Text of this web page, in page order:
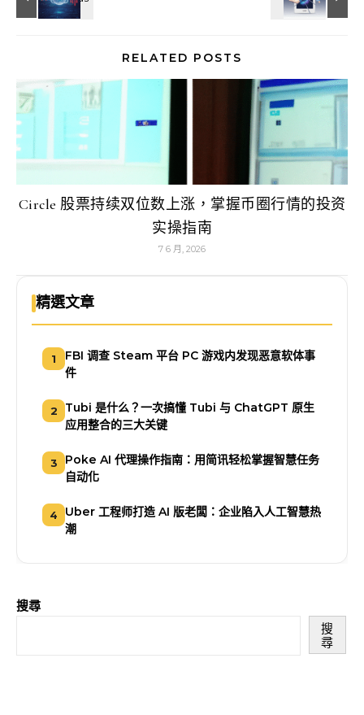
RELATED POSTS
Circle 股票持续双位数上涨，掌握币圈行情的投资
实操指南
7 6 月, 2026
精選文章
1
FBI 调查 Steam 平台 PC 游戏内发现恶意软体事
件
2
Tubi 是什么？一次搞懂 Tubi 与 ChatGPT 原生
应用整合的三大关键
3
Poke AI 代理操作指南：用简讯轻松掌握智慧任务
自动化
4
Uber 工程师打造 AI 版老闆：企业陷入人工智慧热
潮
搜尋
搜
尋